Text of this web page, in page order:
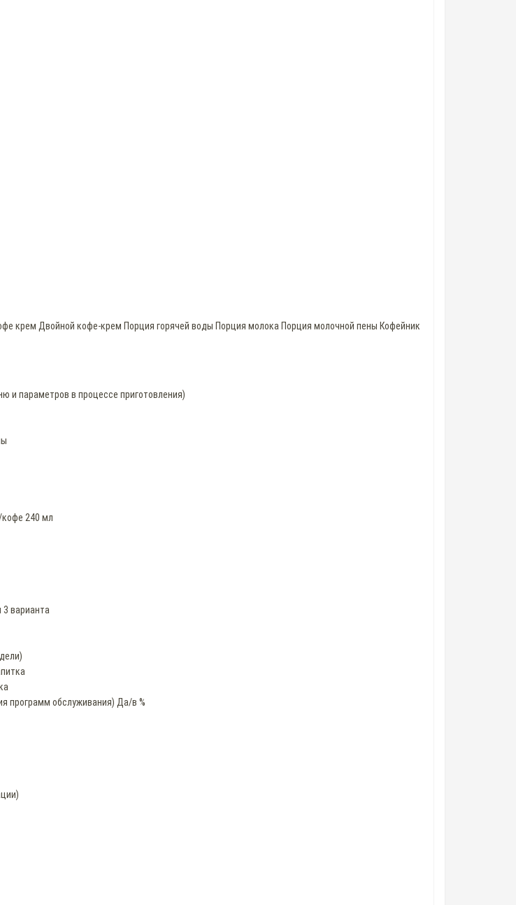
крем Двойной кофе-крем Порция горячей воды Порция молока Порция молочной пены Кофейник
и параметров в процессе приготовления)
кофе 240 мл
3 варианта
программ обслуживания) Да/в %